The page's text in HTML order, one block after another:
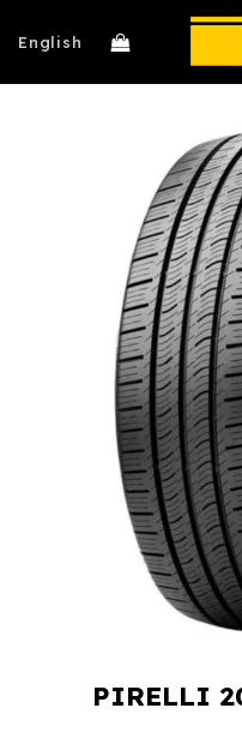
English
PIRELLI